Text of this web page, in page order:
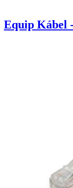
Equip Kábel